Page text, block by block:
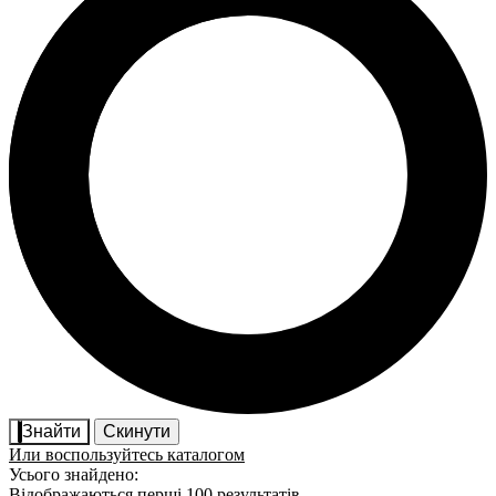
Знайти
Скинути
Или воспользуйтесь каталогом
Усього знайдено: